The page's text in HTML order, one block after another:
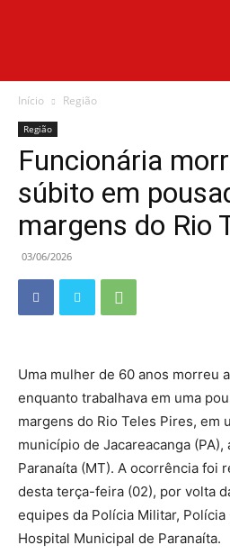
Início Região
Região
Funcionária
súbito em
margens do Rio
03/06/2026
Uma mulher de 60 anos morreu
enquanto trabalhava em uma
margens do Rio Teles Pires, em
município de Jacareacanga (PA),
Paranaíta (MT). A ocorrência foi
desta terça-feira (02), por volta
equipes da Polícia Militar,
Hospital Municipal de Paranaíta.